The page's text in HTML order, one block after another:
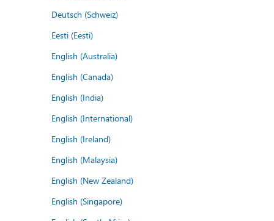
Deutsch (Schweiz)
Eesti (Eesti)
English (Australia)
English (Canada)
English (India)
English (International)
English (Ireland)
English (Malaysia)
English (New Zealand)
English (Singapore)